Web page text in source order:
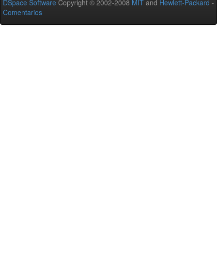
DSpace Software Copyright © 2002-2008 MIT and Hewlett-Packard -
Comentarios